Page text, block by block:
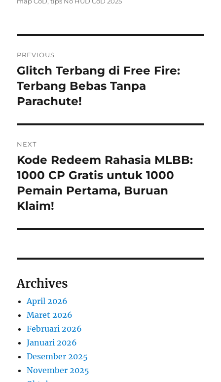
pos
PREVIOUS
Previous
post:
Glitch Terbang di Free Fire:
Terbang Bebas Tanpa
Parachute!
NEXT
Next
post:
Kode Redeem Rahasia MLBB:
1000 CP Gratis untuk 1000
Pemain Pertama, Buruan
Klaim!
Archives
April 2026
Maret 2026
Februari 2026
Januari 2026
Desember 2025
November 2025